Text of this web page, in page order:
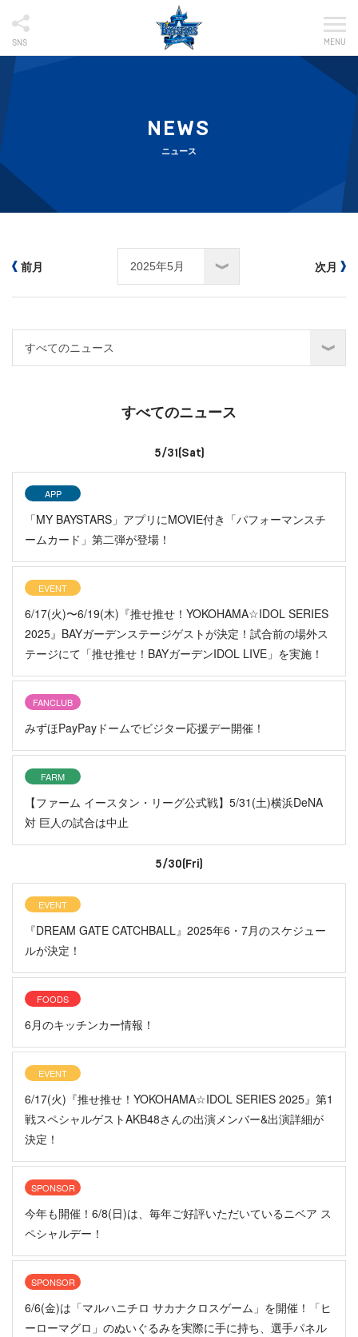
SNS MENU
NEWS
ニュース
前月 次月
すべてのニュース
5/31(Sat)
APP
「MY BAYSTARS」アプリにMOVIE付き「パフォーマンスチ
ームカード」第二弾が登場！
EVENT
6/17(火)〜6/19(木)『推せ推せ！YOKOHAMA☆IDOL SERIES
2025』BAYガーデンステージゲストが決定！試合前の場外ス
テージにて「推せ推せ！BAYガーデンIDOL LIVE」を実施！
FANCLUB
みずほPayPayドームでビジター応援デー開催！
FARM
【ファーム イースタン・リーグ公式戦】5/31(土)横浜DeNA
対 巨人の試合は中止
5/30(Fri)
EVENT
『DREAM GATE CATCHBALL』2025年6・7月のスケジュー
ルが決定！
FOODS
6月のキッチンカー情報！
EVENT
6/17(火)『推せ推せ！YOKOHAMA☆IDOL SERIES 2025』第1
戦スペシャルゲストAKB48さんの出演メンバー&出演詳細が
決定！
SPONSOR
今年も開催！6/8(日)は、毎年ご好評いただいているニベア ス
ペシャルデー！
SPONSOR
6/6(金)は「マルハニチロ サカナクロスゲーム」を開催！「ヒ
ーローマグロ」のぬいぐるみを実際に手に持ち、選手パネル